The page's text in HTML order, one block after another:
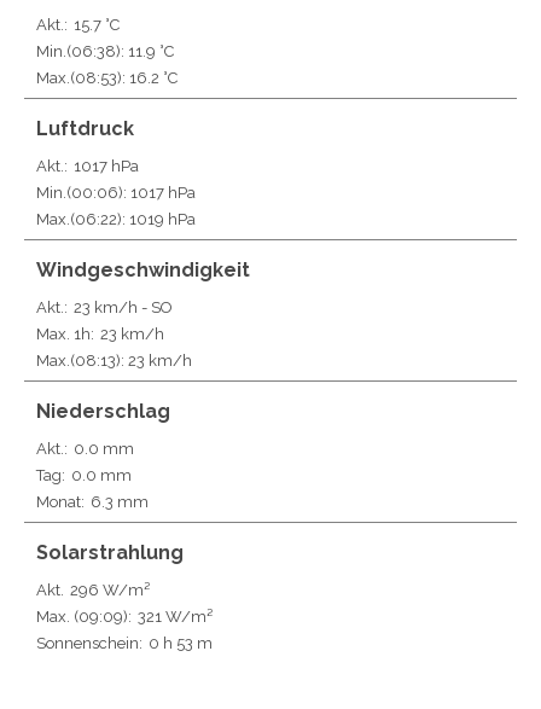
Akt.: 15.7 °C
Min. (06:38): 11.9 °C
Max. (08:53): 16.2 °C
Luftdruck
Akt.: 1017 hPa
Min. (00:06): 1017 hPa
Max. (06:22): 1019 hPa
Windgeschwindigkeit
Akt.: 23 km/h - SO
Max. 1h: 23 km/h
Max. (08:13): 23 km/h
Niederschlag
Akt.: 0.0 mm
Tag: 0.0 mm
Monat: 6.3 mm
Solarstrahlung
Akt. 296 W/m²
Max. (09:09): 321 W/m²
Sonnenschein: 0 h 53 m